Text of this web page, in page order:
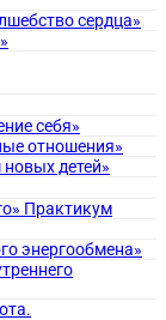
сердца»
себя»
отношения»
детей»
Практикум
энергообмена»